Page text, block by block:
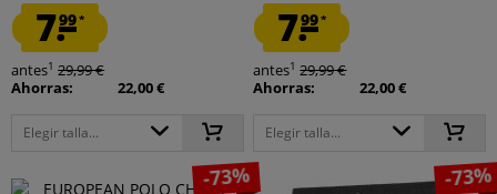
7.99*
antes1 29,99 €
Ahorras:
22,00 €
Elegir talla...
7.99*
antes1 29,99 €
Ahorras:
22,00 €
Elegir talla...
-73% -73%